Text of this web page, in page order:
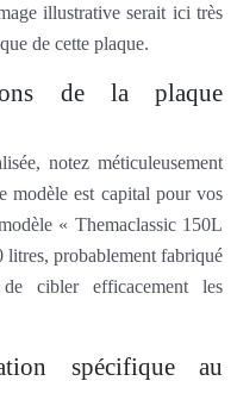
illustrative serait ici très
de cette plaque.
de la plaque
notez méticuleusement
modèle est capital pour vos
« Themaclassic 150L
litres, probablement fabriqué
cibler efficacement les
spécifique au